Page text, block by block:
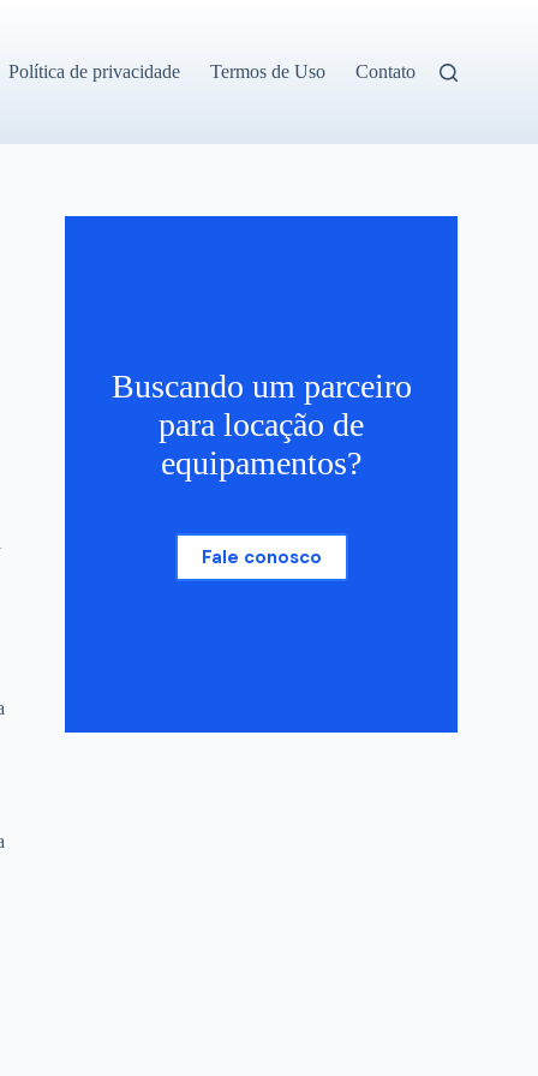
Política de privacidade Termos de Uso Contato
Buscando um parceiro
para locação de
equipamentos?
Fale conosco